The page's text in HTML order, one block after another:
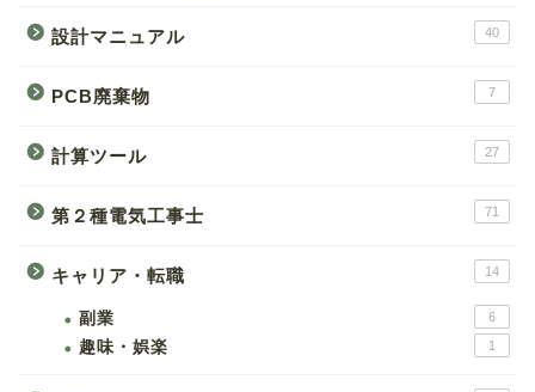
設計マニュアル 40
PCB廃棄物 7
計算ツール 27
第２種電気工事士 71
キャリア・転職 14
副業 6
趣味・娯楽 1